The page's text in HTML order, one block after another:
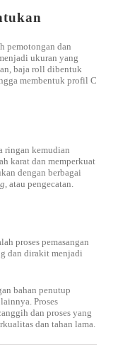
pemotongan dan
ukuran yang
baja roll dibentuk
membentuk profil C
ringan kemudian
karat dan memperkuat
dengan berbagai
, atau pengecatan.
proses pemasangan
dan dirakit menjadi
bahan penutup
Proses
dan proses yang
dan tahan lama.